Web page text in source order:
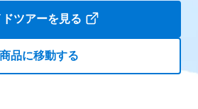
ツアーを見る
商品に移動する